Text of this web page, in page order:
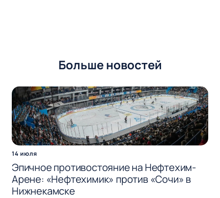
Больше новостей
14 июля
Эпичное противостояние на Нефтехим-
Арене: «Нефтехимик» против «Сочи» в
Нижнекамске